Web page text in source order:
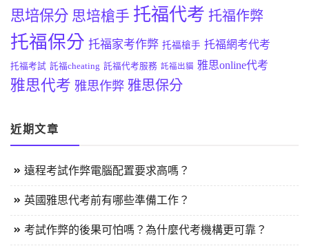
思培保分 思培槍手 托福代考 托福作弊
托福保分 托福家考作弊 托福槍手 托福網考代考
托福考試 託福cheating 託福代考服務 託福出貓 雅思online代考
雅思代考 雅思作弊 雅思保分
近期文章
遠程考試作弊電腦配置要求高嗎？
英國雅思代考前有哪些準備工作？
考試作弊的後果可怕嗎？為什麼代考機構更可靠？